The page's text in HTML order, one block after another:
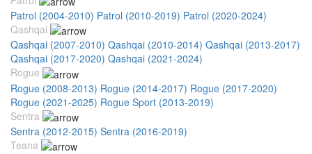
Patrol (2004-2010) Patrol (2010-2019) Patrol (2020-2024)
Qashqai
Qashqai (2007-2010) Qashqai (2010-2014) Qashqai (2013-2017)
Qashqai (2017-2020) Qashqai (2021-2024)
Rogue
Rogue (2008-2013) Rogue (2014-2017) Rogue (2017-2020)
Rogue (2021-2025) Rogue Sport (2013-2019)
Sentra
Sentra (2012-2015) Sentra (2016-2019)
Teana